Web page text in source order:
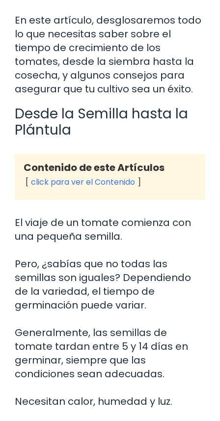
En este artículo, desglosaremos todo
lo que necesitas saber sobre el
tiempo de crecimiento de los
tomates, desde la siembra hasta la
cosecha, y algunos consejos para
asegurar que tu cultivo sea un éxito.
Desde la Semilla hasta la
Plántula
Contenido de este Artículos
click para ver el Contenido
El viaje de un tomate comienza con
una pequeña semilla.
Pero, ¿sabías que no todas las
semillas son iguales? Dependiendo
de la variedad, el tiempo de
germinación puede variar.
Generalmente, las semillas de
tomate tardan entre 5 y 14 días en
germinar, siempre que las
condiciones sean adecuadas.
Necesitan calor, humedad y luz.